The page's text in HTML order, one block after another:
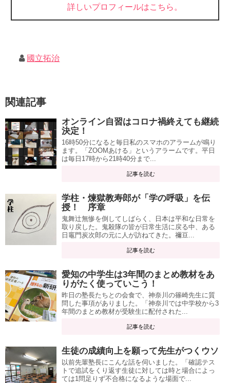
詳しいプロフィールはこちら。
國立拓治
関連記事
オンライン自習はコロナ禍終えても継続
決定！
16時50分になると毎日私のスマホのアラームが鳴り
ます。「ZOOMあける」というアラームです。平日
は毎日17時から21時40分まで...
記事を読む
学柱・煉獄教寿郎が「学の呼吸」を伝
授！ 序章
鬼舞辻無惨を倒してしばらく、日本は平和な日常を
取り戻した。鬼殺隊の皆が日常生活に戻る中、ある
日竈門炭次郎の元に人が訪ねてきた。禰豆...
記事を読む
愛知の中学生は3年間のまとめ教材をあ
りがたく使っていこう！
昨日の塾長たちとの会食で、神奈川の篠崎先生に質
問した事項がありました。「神奈川では中学校から3
年間のまとめ教材が受験生に配付された...
記事を読む
生徒の成績向上を願って先生がつくウソ
以前先輩塾長にこんな話を伺いました。「確認テス
トで追試をくり返す生徒に対しては時と場合によっ
ては1問足りず不合格になるような場面で...